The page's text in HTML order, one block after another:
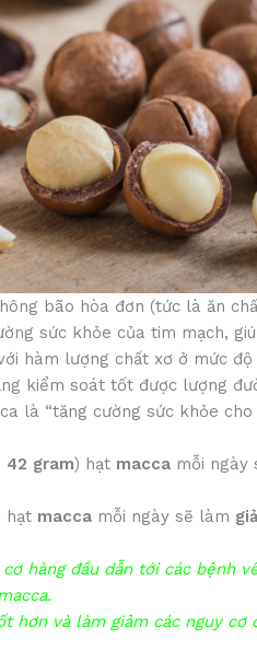
bão hòa đơn (tức là ăn
sức khỏe của tim mạch,
hàm lượng chất xơ ở mức
kiểm soát tốt được lượng
là “tăng cường sức khỏe
42 gram) hạt macca mỗi ngày
hạt macca mỗi ngày sẽ làm
hàng đầu dẫn tới các bệnh
hơn và làm giảm các nguy cơ